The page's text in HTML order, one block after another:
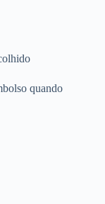
quando